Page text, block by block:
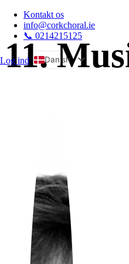
Kontakt os
info@corkchoral.ie
📞 0214215125
Log ind
Danish
Estonian
French
Hungarian
Polish
Portuguese
11.